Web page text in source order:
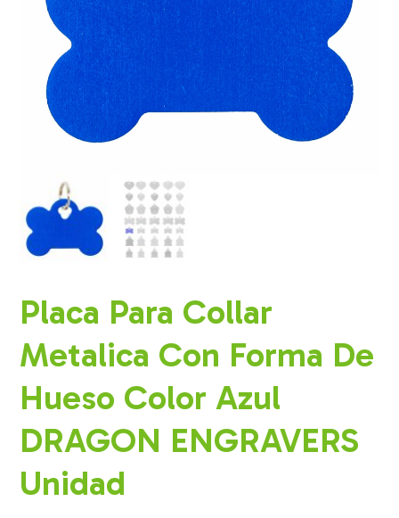
Placa Para Collar
Metalica Con Forma De
Hueso Color Azul
DRAGON ENGRAVERS
Unidad